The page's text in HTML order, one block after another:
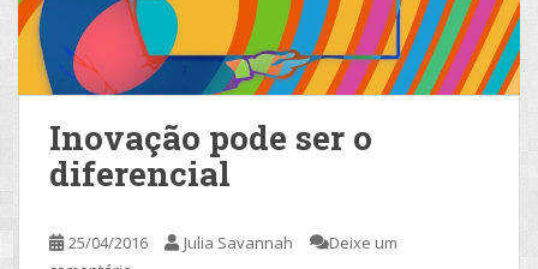
Inovação pode ser o
diferencial
25/04/2016 Julia Savannah
Deixe um